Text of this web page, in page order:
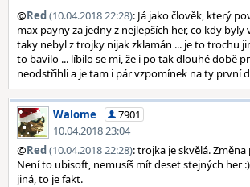
@Red(10.04.2018 22:28): Já jako člověk, který
max payny za jedny z nejlepších her, co kdy byly
taky nebyl z trojky nijak zklamán ... je to trochu
to bavilo ... líbilo se mi, že i po tak dlouhé době
neodstřihli a je tam i pár vzpomínek na ty první
Walome
7901
10.04.2018 23:04
@Red(10.04.2018 22:28): trojka je skvělá.
Není to ubisoft, nemusíš mít deset stejných her
jiná, to je fakt.